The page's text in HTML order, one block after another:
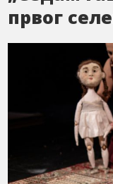
првог